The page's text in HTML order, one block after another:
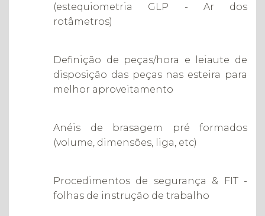
(estequiometria GLP - Ar dos
rotâmetros)
Definição de peças/hora e leiaute de
disposição das peças nas esteira para
melhor aproveitamento
Anéis de brasagem pré formados
(volume, dimensões, liga, etc)
Procedimentos de segurança & FIT -
folhas de instrução de trabalho